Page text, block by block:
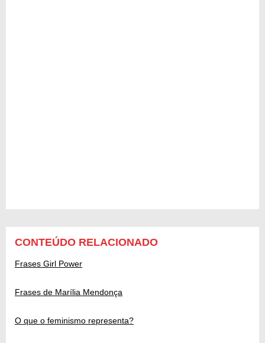
CONTEÚDO RELACIONADO
Frases Girl Power
Frases de Marília Mendonça
O que o feminismo representa?